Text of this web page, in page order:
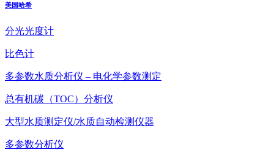
美国哈希
分光光度计
比色计
多参数水质分析仪 – 电化学参数测定
总有机碳（TOC）分析仪
大型水质测定仪/水质自动检测仪器
多参数分析仪